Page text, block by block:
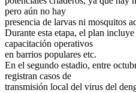
pero aún no hay
presencia de larvas ni mosquitos
Durante esta etapa, el plan
capacitación operativos
en barrios populares etc.
En el segundo estadio, entre
registran casos de
transmisión local del virus del